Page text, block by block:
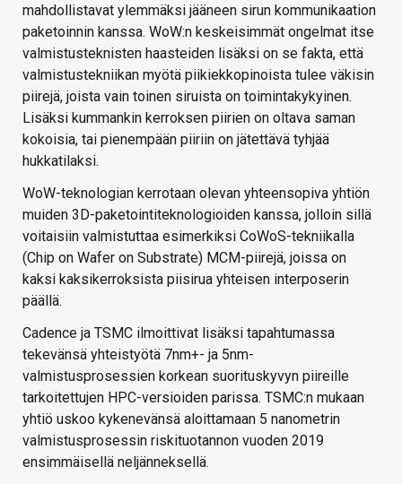
mahdollistavat ylemmäksi jääneen sirun kommunikaation
paketoinnin kanssa. WoW:n keskeisimmät ongelmat itse
valmistusteknisten haasteiden lisäksi on se fakta, että
valmistustekniikan myötä piikiekkopinoista tulee väkisin
piirejä, joista vain toinen siruista on toimintakykyinen.
Lisäksi kummankin kerroksen piirien on oltava saman
kokoisia, tai pienempään piiriin on jätettävä tyhjää
hukkatilaksi.
WoW-teknologian kerrotaan olevan yhteensopiva yhtiön
muiden 3D-paketointiteknologioiden kanssa, jolloin sillä
voitaisiin valmistuttaa esimerkiksi CoWoS-tekniikalla
(Chip on Wafer on Substrate) MCM-piirejä, joissa on
kaksi kaksikerroksista piisirua yhteisen interposerin
päällä.
Cadence ja TSMC ilmoittivat lisäksi tapahtumassa
tekevänsä yhteistyötä 7nm+- ja 5nm-
valmistusprosessien korkean suorituskyvyn piireille
tarkoitettujen HPC-versioiden parissa. TSMC:n mukaan
yhtiö uskoo kykenevänsä aloittamaan 5 nanometrin
valmistusprosessin riskituotannon vuoden 2019
ensimmäisellä neljänneksellä.